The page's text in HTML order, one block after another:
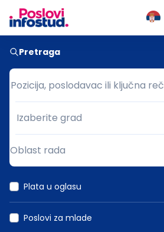
Pretraga
Pozicija, poslodavac ili ključna reč
Pozicija, poslodavac ili ključna reč
Grad
Izaberite grad
Oblast rada
Plata u oglasu
Poslovi za mlade